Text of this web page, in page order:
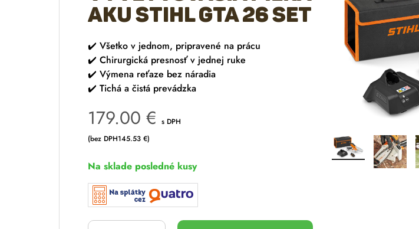
AKU STIHL GTA 26 set
✔️ Všetko v jednom, pripravené na prácu
✔️ Chirurgická presnosť v jednej ruke
✔️ Výmena reťaze bez náradia
✔️ Tichá a čistá prevádzka
179.00 € s DPH
(bez DPH145.53 €)
Na sklade posledné kusy